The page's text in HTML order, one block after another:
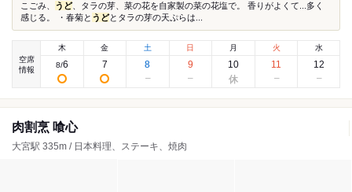
こごみ、 うど、タラの芽、菜の花を自家製の菜の花塩で。 香りがよくて...多く
感じる。 ・春菊と うどとタラの芽の天ぷらは...
空席
情報
木
8/6
金
7
土
8
日
9
月
10
火
11
水
12
肉割烹 喰心
大宮駅 335m / 日本料理、ステーキ、焼肉